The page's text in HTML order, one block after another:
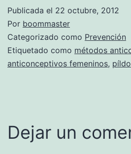
Publicada el 22 octubre, 2012
Por boommaster
Categorizado como Prevención
Etiquetado como métodos
anticonceptivos femeninos,
Dejar un